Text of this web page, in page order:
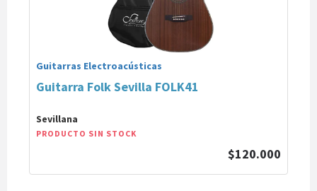
Guitarras Electroacústicas
Guitarra Folk Sevilla FOLK41
Sevillana
PRODUCTO SIN STOCK
$120.000